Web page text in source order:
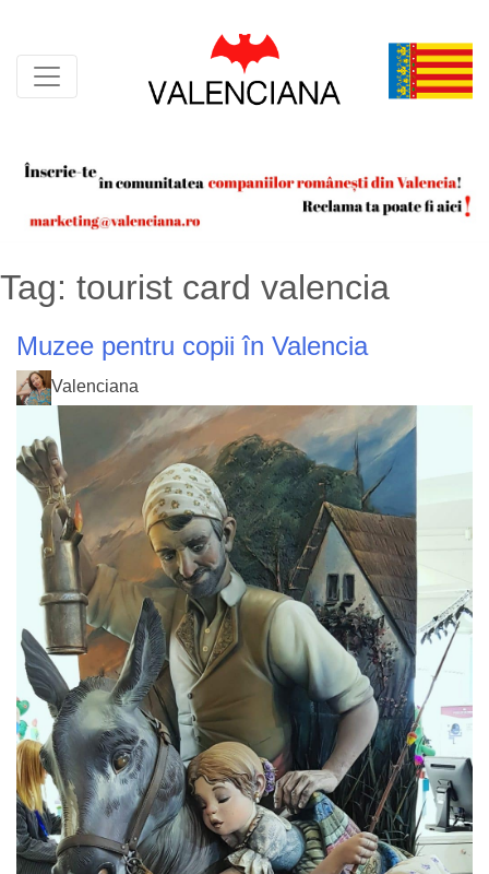
content
Tag: tourist card valencia
Muzee pentru copii în Valencia
Valenciana